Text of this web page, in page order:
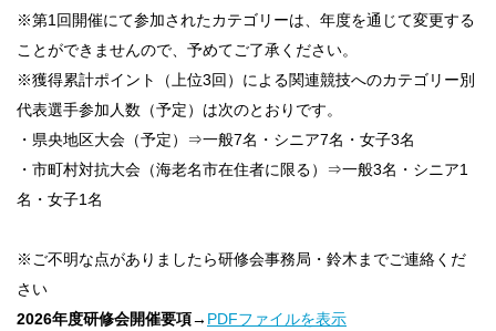
※第1回開催にて参加されたカテゴリーは、年度を通じて変更する
ことができませんので、予めてご了承ください。
※獲得累計ポイント（上位3回）による関連競技へのカテゴリー別
代表選手参加人数（予定）は次のとおりです。
・県央地区大会（予定）⇒一般7名・シニア7名・女子3名
・市町村対抗大会（海老名市在住者に限る）⇒一般3名・シニア1
名・女子1名
※ご不明な点がありましたら研修会事務局・鈴木までご連絡くだ
さい
2026年度研修会開催要項→ PDFファイルを表示